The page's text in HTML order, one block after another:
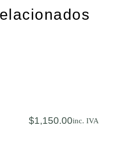
$1,150.00inc. IVA